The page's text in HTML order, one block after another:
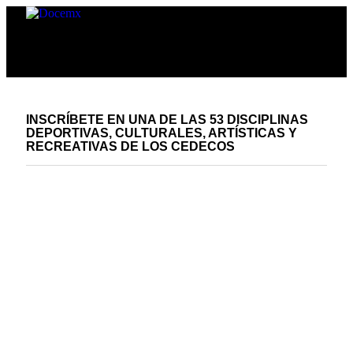
INSCRÍBETE EN UNA DE LAS 53 DISCIPLINAS
DEPORTIVAS, CULTURALES, ARTÍSTICAS Y
RECREATIVAS DE LOS CEDECOS